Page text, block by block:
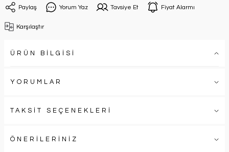
Paylaş Yorum Yaz Tavsiye Et Fiyat Alarmı
Karşılaştır
ÜRÜN BİLGİSİ
YORUMLAR
TAKSİT SEÇENEKLERİ
ÖNERİLERİNİZ